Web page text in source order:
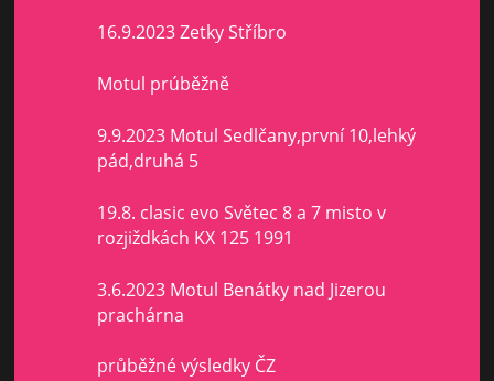
16.9.2023 Zetky Stříbro
Motul prúběžně
9.9.2023 Motul Sedlčany,první 10,lehký
pád,druhá 5
19.8. clasic evo Světec 8 a 7 misto v
rozjiždkách KX 125 1991
3.6.2023 Motul Benátky nad Jizerou
prachárna
průběžné výsledky ČZ